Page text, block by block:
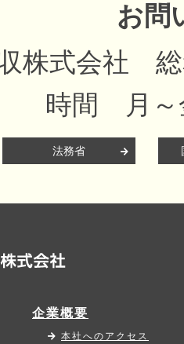
お問
収株式会
時間 月～
法務省
企業概要
本社へのアクセス